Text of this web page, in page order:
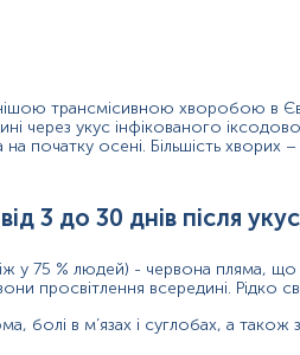
є важливим параметром для
прикріпленим, тим вищий
характерної клінічної
через кілька тижнів після
після укусу кліща.
біль, втома та
48-72 год). Аналіз
трансмісивною хворобою в
через укус інфікованого
на початку осені. Більшість
3 до 30 днів після
у 75 % людей) - червона пляма, що
просвітлення всередині. Рідко
болі в м’язах і суглобах, а також